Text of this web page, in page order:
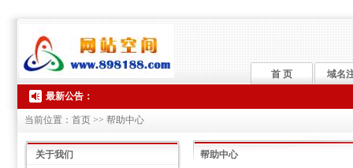
首 页
域名
最新公告：
当前位置：首页 >> 帮助中心
关于我们
帮助中心